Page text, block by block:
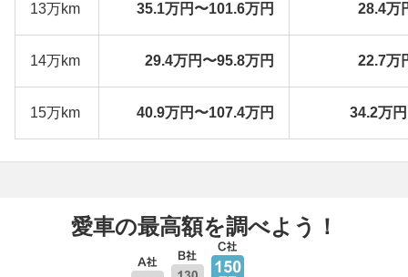
13万km 35.1万円〜101.6万円 28.4万
14万km 29.4万円〜95.8万円 22.7万
15万km 40.9万円〜107.4万円 34.2万
愛車の最高額を調べよう！